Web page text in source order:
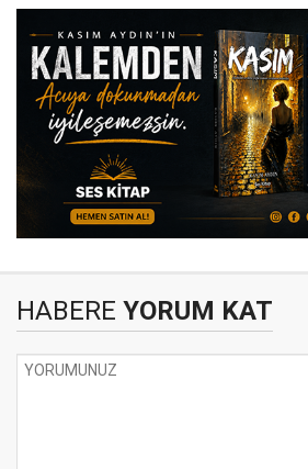
HABERE YORUM KAT